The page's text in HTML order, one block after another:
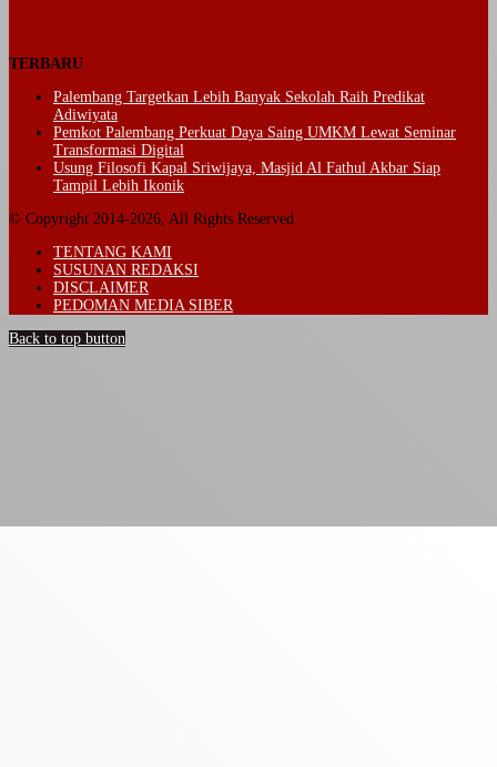
TERBARU
Palembang Targetkan Lebih Banyak Sekolah Raih Predikat
Adiwiyata
Pemkot Palembang Perkuat Daya Saing UMKM Lewat Seminar
Transformasi Digital
Usung Filosofi Kapal Sriwijaya, Masjid Al Fathul Akbar Siap
Tampil Lebih Ikonik
© Copyright 2014-2026, All Rights Reserved
TENTANG KAMI
SUSUNAN REDAKSI
DISCLAIMER
PEDOMAN MEDIA SIBER
Back to top button